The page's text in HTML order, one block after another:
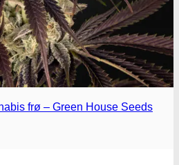
frø – Green House Seeds